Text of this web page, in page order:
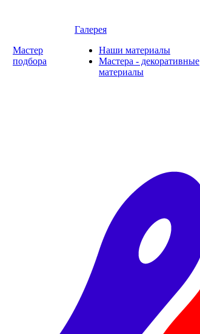
Мастер
подбора
Галерея
Наши материалы
Мастера - декоративные
материалы